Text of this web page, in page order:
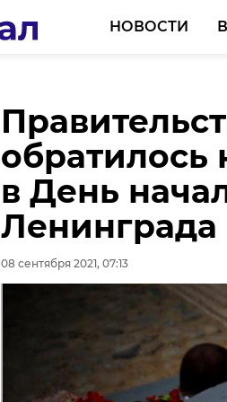
НОВОСТИ
обратилось
в День
Ленинграда
08 сентября 2021, 07:13
расселения
в Дружной
финишную
08 сентября 2021, 06:31
Подписывайтесь на нас в